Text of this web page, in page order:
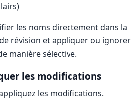
les noms directement dans la
révision et appliquer ou ignorer
manière sélective.
les modifications
les modifications.